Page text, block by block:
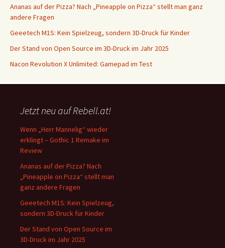
Ananas auf der Pizza? Nach „Pineapple on Pizza“ stellt man ganz
andere Fragen
Geeetech M1S: Kein Spielzeug, sondern 3D-Druck für Kinder
Der Stand von Open Source im 3D-Druck im Jahr 2025
Nacon Revolution X Unlimited: Gamepad im Test
Jetzt neu auf Rebell.at!
Wenn „Herr Mannelig“ wieder
erklingt – Gothic 1 Remake im
Review
Ananas auf der Pizza? Nach
„Pineapple on Pizza“ stellt man
ganz andere Fragen
Geeetech M1S: Kein Spielzeug,
sondern 3D-Druck für Kinder
Der Stand von Open Source im
3D-Druck im Jahr 2025